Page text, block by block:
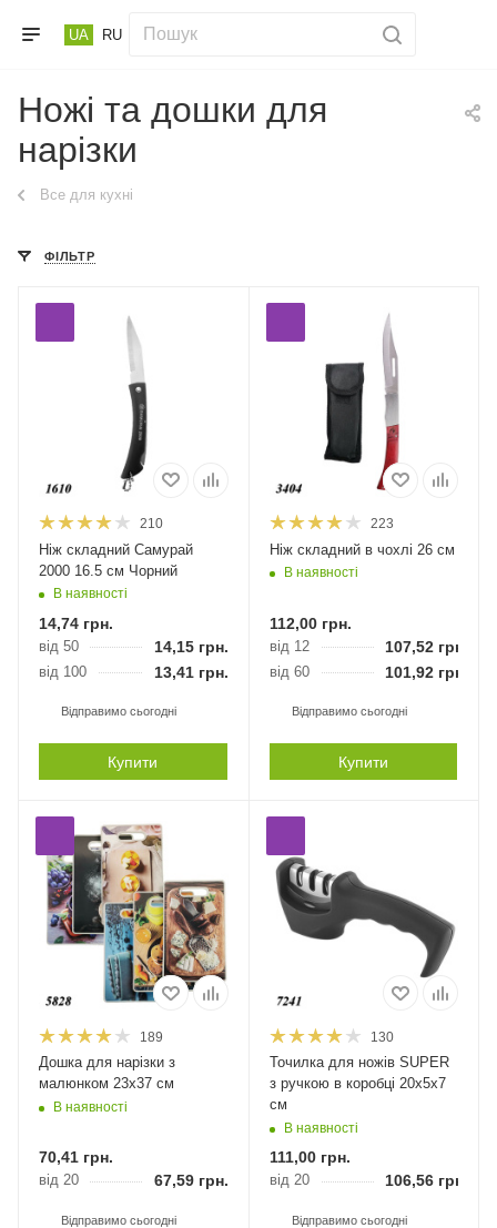
UA RU
Ножі та дошки для
нарізки
Все для кухні
ФІЛЬТР
210
Ніж складний Самурай
2000 16.5 см Чорний
В наявності
14,74 грн.
від 50 14,15 грн.
від 100 13,41 грн.
Відправимо сьогодні
Купити
223
Ніж складний в чохлі 26 см
В наявності
112,00грн.
від 12 107,52грн.
від 60 101,92грн.
Відправимо сьогодні
Купити
189
Дошка для нарізки з
малюнком 23х37 см
В наявності
70,41 грн.
від 20 67,59 грн.
Відправимо сьогодні
130
Точилка для ножів SUPER
з ручкою в коробці 20x5x7
см
В наявності
111,00грн.
від 20 106,56грн.
Відправимо сьогодні